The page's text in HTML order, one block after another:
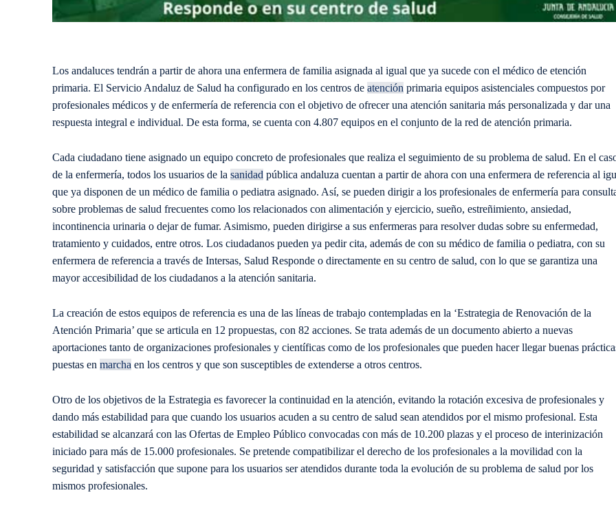
Los andaluces tendrán a partir de ahora una enfermera de familia asignada al igual que ya sucede con el médico de etención
primaria. El Servicio Andaluz de Salud ha configurado en los centros de atención primaria equipos asistenciales compuestos por
profesionales médicos y de enfermería de referencia con el objetivo de ofrecer una atención sanitaria más personalizada y dar una
respuesta integral e individual. De esta forma, se cuenta con 4.807 equipos en el conjunto de la red de atención primaria.
Cada ciudadano tiene asignado un equipo concreto de profesionales que realiza el seguimiento de su problema de salud. En el
de la enfermería, todos los usuarios de la sanidad pública andaluza cuentan a partir de ahora con una enfermera de referencia al
que ya disponen de un médico de familia o pediatra asignado. Así, se pueden dirigir a los profesionales de enfermería para
sobre problemas de salud frecuentes como los relacionados con alimentación y ejercicio, sueño, estreñimiento, ansiedad,
incontinencia urinaria o dejar de fumar. Asimismo, pueden dirigirse a sus enfermeras para resolver dudas sobre su enfermedad,
tratamiento y cuidados, entre otros. Los ciudadanos pueden ya pedir cita, además de con su médico de familia o pediatra, con su
enfermera de referencia a través de Intersas, Salud Responde o directamente en su centro de salud, con lo que se garantiza una
mayor accesibilidad de los ciudadanos a la atención sanitaria.
La creación de estos equipos de referencia es una de las líneas de trabajo contempladas en la ‘Estrategia de Renovación de la
Atención Primaria’ que se articula en 12 propuestas, con 82 acciones. Se trata además de un documento abierto a nuevas
aportaciones tanto de organizaciones profesionales y científicas como de los profesionales que pueden hacer llegar buenas
puestas en marcha en los centros y que son susceptibles de extenderse a otros centros.
Otro de los objetivos de la Estrategia es favorecer la continuidad en la atención, evitando la rotación excesiva de profesionales y
dando más estabilidad para que cuando los usuarios acuden a su centro de salud sean atendidos por el mismo profesional. Esta
estabilidad se alcanzará con las Ofertas de Empleo Público convocadas con más de 10.200 plazas y el proceso de interinización
iniciado para más de 15.000 profesionales. Se pretende compatibilizar el derecho de los profesionales a la movilidad con la
seguridad y satisfacción que supone para los usuarios ser atendidos durante toda la evolución de su problema de salud por los
mismos profesionales.